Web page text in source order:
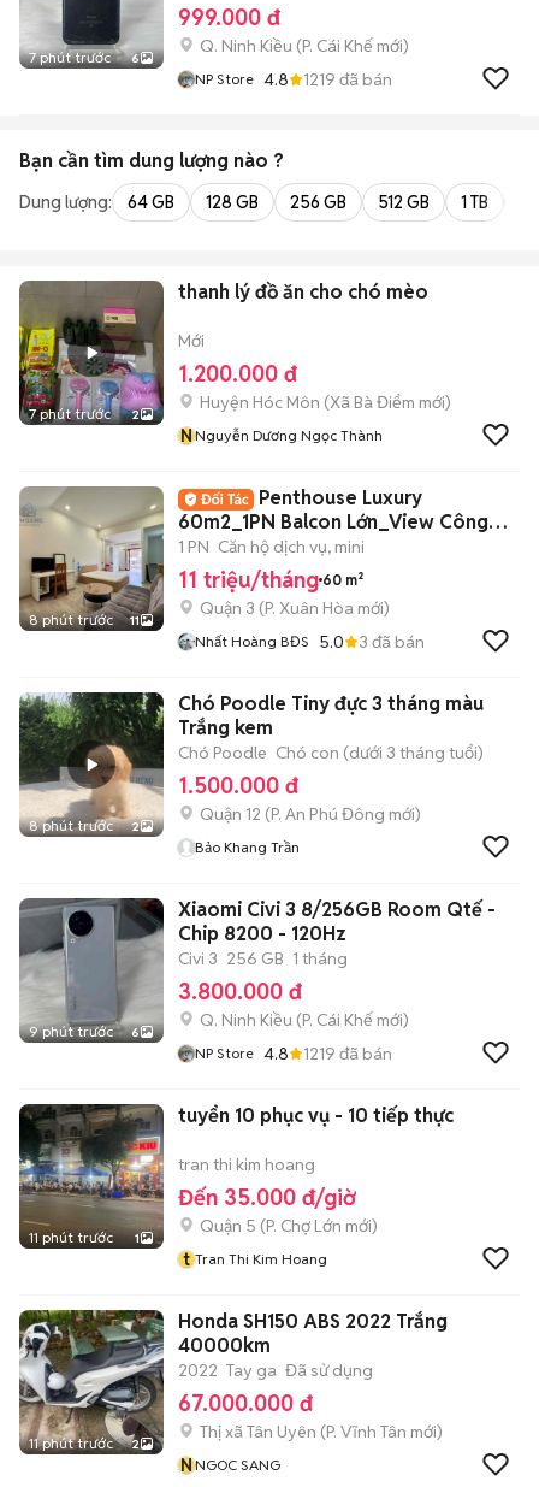
7 phút trước 6
999.000 đ
Q. Ninh Kiều (P. Cái Khế mới)
NP Store 4.8 1219 đã bán
Bạn cần tìm dung lượng nào ?
Dung lượng: 64 GB 128 GB 256 GB 512 GB 1 TB
7 phút trước 2
thanh lý đồ ăn cho chó mèo
Mới
1.200.000 đ
Huyện Hóc Môn (Xã Bà Điểm mới)
NNguyễn Dương Ngọc Thành
8 phút trước 11
Penthouse Luxury
60m2_1PN Balcon Lớn_View Công
Viên Ngay Võ Thị Sáu
1 PN Căn hộ dịch vụ, mini
11 triệu/tháng 60 m²
Quận 3 (P. Xuân Hòa mới)
Nhất Hoàng BĐS 5.0 3 đã bán
8 phút trước 2
Chó Poodle Tiny đực 3 tháng màu
Trắng kem
Chó Poodle Chó con (dưới 3 tháng tuổi)
1.500.000 đ
Quận 12 (P. An Phú Đông mới)
Bảo Khang Trần
9 phút trước 6
Xiaomi Civi 3 8/256GB Room Qtế -
Chip 8200 - 120Hz
Civi 3 256 GB 1 tháng
3.800.000 đ
Q. Ninh Kiều (P. Cái Khế mới)
NP Store 4.8 1219 đã bán
11 phút trước 1
tuyển 10 phục vụ - 10 tiếp thực
tran thi kim hoang
Đến 35.000 đ/giờ
Quận 5 (P. Chợ Lớn mới)
t Tran Thi Kim Hoang
11 phút trước 2
Honda SH150 ABS 2022 Trắng
40000km
2022 Tay ga Đã sử dụng
67.000.000 đ
Thị xã Tân Uyên (P. Vĩnh Tân mới)
NNGOC SANG